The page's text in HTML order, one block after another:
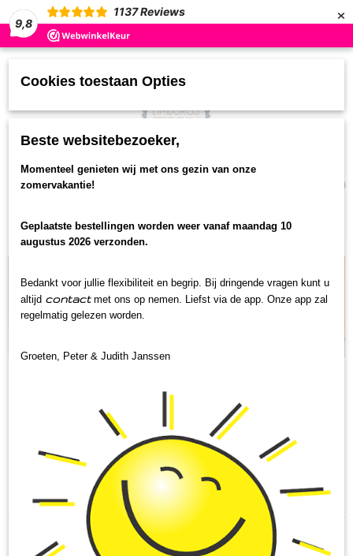
9,8
1137 Reviews ×
UW WINKELWAGEN
(0)
Home>Streekproducten>Conserven
Sorteer op:
Cookies toestaan Opties
Beste websitebezoeker,
Momenteel genieten wij met ons gezin van onze
zomervakantie!
Geplaatste bestellingen worden weer vanaf maandag 10
augustus 2026 verzonden.
Bedankt voor jullie flexibiliteit en begrip. Bij dringende vragen kunt u
altijd contactmet ons op nemen. Liefst via de app. Onze app zal
regelmatig gelezen worden.
Groeten, Peter & Judith Janssen